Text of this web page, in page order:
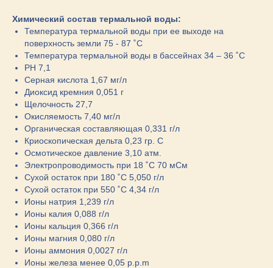
Химический состав термальной воды:
Температура термальной воды при ее выходе на
поверхность земли 75 - 87 ˚С
Температура термальной воды в бассейнах 34 – 36 ˚С
PH 7,1
Серная кислота 1,67 мг/л
Диоксид кремния 0,051 г
Щелочность 27,7
Окисляемость 7,40 мг/л
Органическая составляющая 0,331 г/л
Криоскопическая дельта 0,23 гр. С
Осмотическое давление 3,10 атм.
Электропроводимость при 18 ˚С 70 мСм
Сухой остаток при 180 ˚С 5,050 г/л
Сухой остаток при 550 ˚С 4,34 г/л
Ионы натрия 1,239 г/л
Ионы калия 0,088 г/л
Ионы кальция 0,366 г/л
Ионы магния 0,080 г/л
Ионы аммония 0,0027 г/л
Ионы железа менее 0,05 p.p.m